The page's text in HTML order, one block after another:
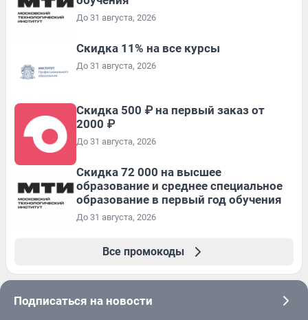
До 31 августа, 2026
Скидка 11% на все курсы
До 31 августа, 2026
Скидка 500 ₽ на первый заказ от
2000 ₽
До 31 августа, 2026
Скидка 72 000 на высшее
образование и среднее специальное
образование в первый год обучения
До 31 августа, 2026
Все промокоды
Подписаться на новости